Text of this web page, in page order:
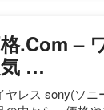
.com –
…
ヤレス sony(ソ